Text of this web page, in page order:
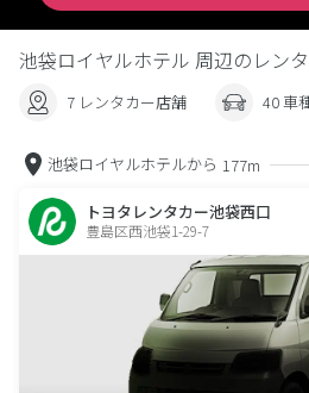
池袋ロイヤルホテル 周辺のレン
7 レンタカー店舗 40 車
池袋ロイヤルホテルから 177m
トヨタレンタカー池袋西口
豊島区西池袋1-29-7